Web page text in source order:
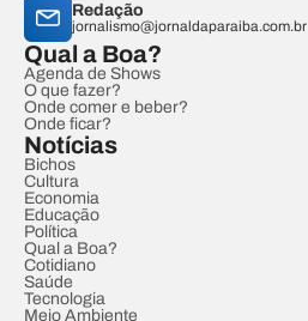
Redação
jornalismo@jornaldaparaiba.com.br
Qual a Boa?
Agenda de Shows
O que fazer?
Onde comer e beber?
Onde ficar?
Notícias
Bichos
Cultura
Economia
Educação
Política
Qual a Boa?
Cotidiano
Saúde
Tecnologia
Meio Ambiente